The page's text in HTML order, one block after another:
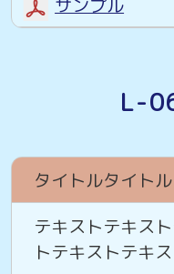
サンプル
L-
タイトルタイトル
テキストテキス
トテキストテキ